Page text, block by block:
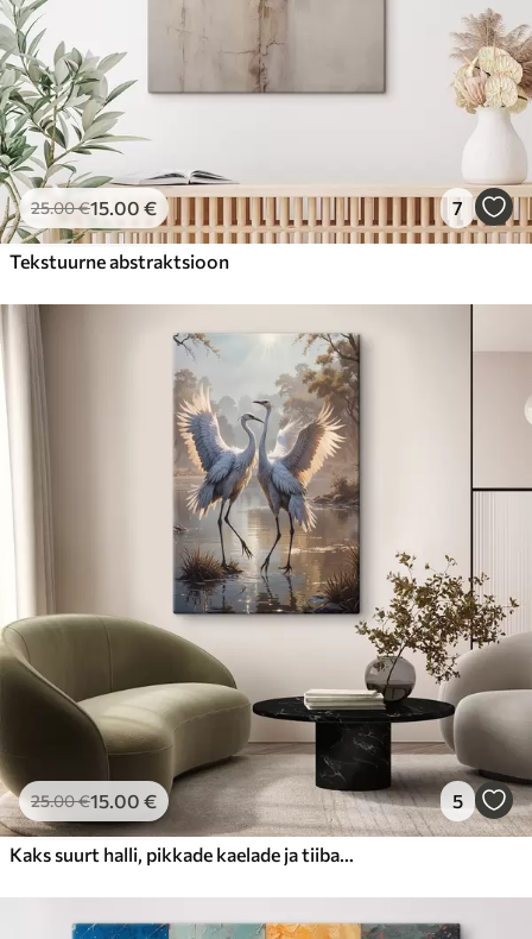
25.00€15.00 € 7
Tekstuurne abstraktsioon
25.00€15.00 € 5
Kaks suurt halli, pikkade kaelade ja tiibadega kraanat, mis seisavad puudest ümbritsetud udujärves